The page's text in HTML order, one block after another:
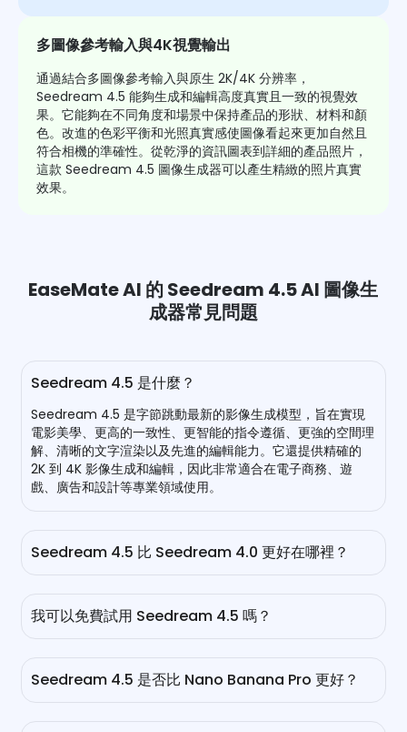
多圖像參考輸入與4K視覺輸出
通過結合多圖像參考輸入與原生 2K/4K 分辨率，
Seedream 4.5 能夠生成和編輯高度真實且一致的視覺效
果。它能夠在不同角度和場景中保持產品的形狀、材料和顏
色。改進的色彩平衡和光照真實感使圖像看起來更加自然且
符合相機的準確性。從乾淨的資訊圖表到詳細的產品照片，
這款 Seedream 4.5 圖像生成器可以產生精緻的照片真實
效果。
EaseMate AI 的 Seedream 4.5 AI 圖像生
成器常見問題
Seedream 4.5 是什麼？
Seedream 4.5 是字節跳動最新的影像生成模型，旨在實現
電影美學、更高的一致性、更智能的指令遵循、更強的空間理
解、清晰的文字渲染以及先進的編輯能力。它還提供精確的
2K 到 4K 影像生成和編輯，因此非常適合在電子商務、遊
戲、廣告和設計等專業領域使用。
Seedream 4.5 比 Seedream 4.0 更好在哪裡？
它修正了 Seedream 4.0 中的一些問題，例如文本扭曲、多
我可以免費試用 Seedream 4.5 嗎？
張圖片。若想獲得更多使用機會，您可以定期查看、推薦更多
Seedream 4.5 是否比 Nano Banana Pro 更好？